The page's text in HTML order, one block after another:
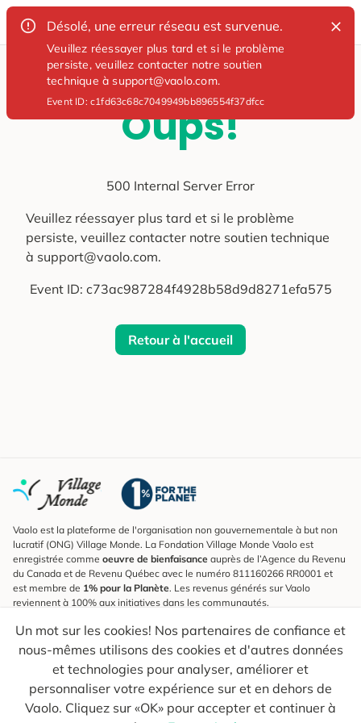
Désolé, une erreur réseau est survenue.
Veuillez réessayer plus tard et si le problème
persiste, veuillez contacter notre soutien
technique à support@vaolo.com.
Event ID:c1fd63c68c7049949bb896554f37dfcc
Oups!
500 Internal Server Error
Veuillez réessayer plus tard et si le problème
persiste, veuillez contacter notre soutien technique
à support@vaolo.com.
Event ID: c73ac987284f4928b58d9d8271efa575
Retour à l'accueil
Un mot sur les cookies! Nos partenaires de confiance et
nous-mêmes utilisons des cookies et d'autres données
et technologies pour analyser, améliorer et
personnaliser votre expérience sur et en dehors de
Vaolo. Cliquez sur «OK» pour accepter et continuer à
Vaolo est la plateforme de l'organisation non gouvernementale à but non
lucratif (ONG) Village Monde. La Fondation Village Monde Vaolo est
enregistrée comme oeuvre de bienfaisance auprès de l’Agence du Revenu
du Canada et de Revenu Québec avec le numéro 811160266 RR0001 et
est membre de 1% pour la Planète. Les revenus générés sur Vaolo
reviennent à 100% aux initiatives dans les communautés.
S'inscrire à l'infolettre
Pour connaître les nouveautés, suivre nos explorateurs et recevoir des
astuces pour des voyages plus conscients.
Ton courriel Envoyer